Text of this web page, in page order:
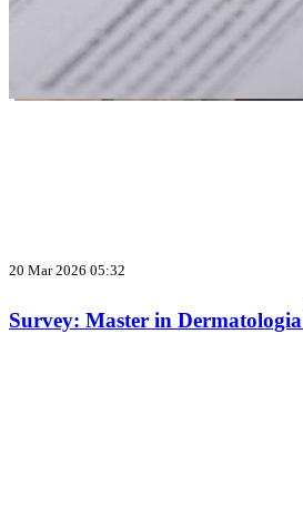
20 Mar 2026 05:32
Survey: Master in Dermatologia